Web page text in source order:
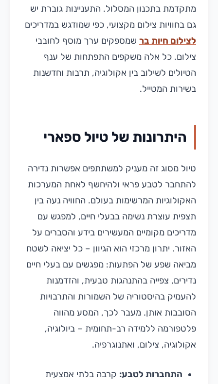
מתקדמת בתכנון המסלול. התעניינות גוברת יש
גם בחוויות צילום מקצועי, כפי שמודגש במדריכים
לצילום חיות בר שמספקים ערך מוסף לחובבי
צילום. כל אלה משקפים התפתחות של ענף
הטיולים לשילוב בין אקולוגיה, תרבות וחדשנות
בשירות המטייל.
היתרונות של טיול ספארי
טיול מסוג זה מעניק למשתתפים אפשרות נדירה
להתחבר לטבע פראי ולהיחשף לאחת המערכות
האקולוגיות המרשימות בעולם. החוויה נעה בין
תצפית עוצרת נשימה בבעלי חיים, למפגש עם
מדריכים מקומיים המעשירים בידע והסברים על
האזור. יתרון מרכזי הוא הגיוון – כל יציאה לשטח
מביאה שפע של הפתעות: מפגשים עם בעלי חיים
נדירים, צפייה בהתנהגות טבעית, והזדמנות
להעמיק בהיסטוריה של השמורות והתרבויות
הסובבות אותן. מעבר לכך, המסע מהווה
פלטפורמה ללמידה רב-תחומית – ביולוגיה,
אקולוגיה, צילום, ואתנוגרפיה.
התחברות לטבע: קרבה בלתי אמצעית